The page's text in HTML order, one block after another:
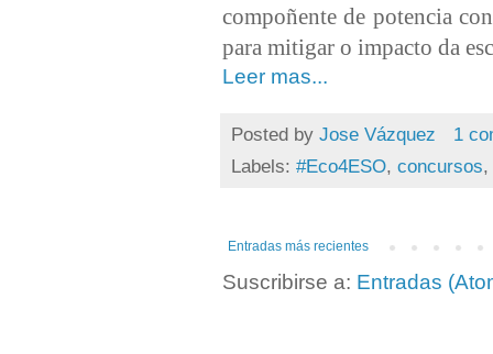
compoñente de potencia
para mitigar o impacto da
Leer mas...
Posted by Jose Vázquez
1
Labels: #Eco4ESO, concursos,
Entradas más recientes
Suscribirse a: Entradas